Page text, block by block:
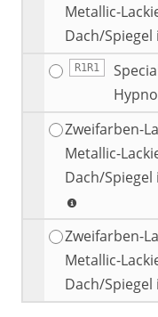
Metallic-
Dach/
R1R1
Zweifarben-
Metallic-
Dach/
Zweifarben-
Metallic-
Dach/